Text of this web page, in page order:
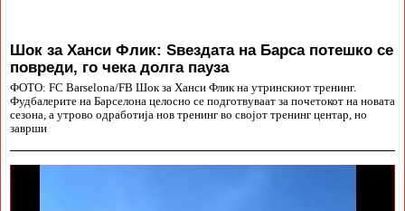
Шок за Ханси Флик: Ѕвездата на Барса потешко се
повреди, го чека долга пауза
ФОТО: FC Barselona/FB Шок за Ханси Флик на утринскиот тренинг.
Фудбалерите на Барселона целосно се подготвуваат за почетокот на новата
сезона, а утрово одработија нов тренинг во својот тренинг центар, но
заврши